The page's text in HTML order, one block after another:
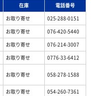
在庫
電話番号
お取り寄せ
025-288-0151
お取り寄せ
076-420-5440
お取り寄せ
076-214-3007
お取り寄せ 0776-33-6412
お取り寄せ 058-278-1588
お取り寄せ
054-260-7361